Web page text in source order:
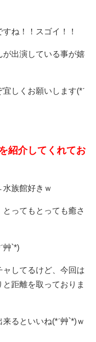
ね！！スゴイ！！
出演している事が嬉
しくお願いします(*ˊ
紹介してくれてお
族館好きｗ
ってもとっても癒さ
艸`*)
してるけど、今回は
距離を取っておりま
るといいね(*ˊ艸`*)ｗ